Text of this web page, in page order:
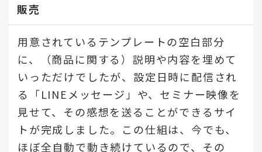
販売
用意されているテンプレートの空白部分
に、（商品に関する）説明や内容を埋めて
いっただけでしたが、設定日時に配信され
る「LINEメッセージ」や、セミナー映像を
見せて、その感想を送ることができるサイ
トが完成しました。この仕組は、今でも、
ほぼ全自動で動き続けているので、その